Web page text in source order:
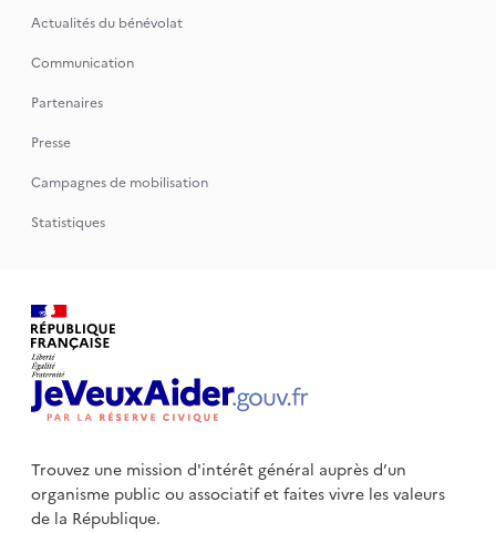
Actualités du bénévolat
Communication
Partenaires
Presse
Campagnes de mobilisation
Statistiques
Trouvez une mission d'intérêt général auprès d’un
organisme publicou associatif et faites vivre les valeurs
de la République.